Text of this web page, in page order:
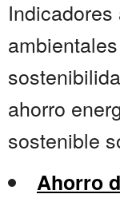
ahorro
sostenible
Ahorro